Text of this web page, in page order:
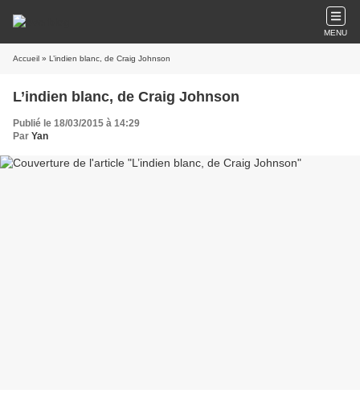
MENU
Accueil » L’indien blanc, de Craig Johnson
L’indien blanc, de Craig Johnson
Publié le 18/03/2015 à 14:29
Par Yan